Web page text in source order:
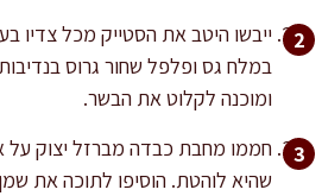
ייבשו היטב את הסטייק מכל צדיו
במלח גס ופלפל שחור גרוס
ומוכנה לקלוט את הבשר.
שהיא לוהטת. הוסיפו לתוכה את